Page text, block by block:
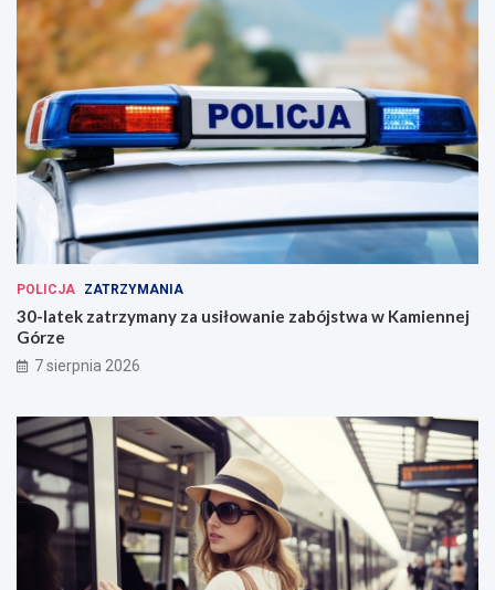
POLICJA ZATRZYMANIA
30-latek zatrzymany za usiłowanie zabójstwa w Kamiennej
Górze
7 sierpnia 2026